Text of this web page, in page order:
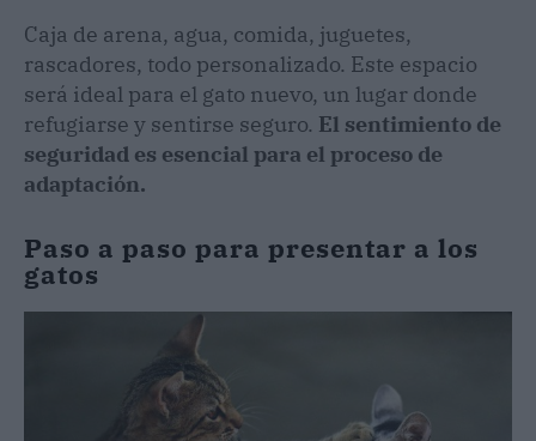
Caja de arena, agua, comida, juguetes,
rascadores, todo personalizado. Este espacio
será ideal para el gato nuevo, un lugar donde
refugiarse y sentirse seguro. El sentimiento de
seguridad es esencial para el proceso de
adaptación.
Paso a paso para presentar a los
gatos